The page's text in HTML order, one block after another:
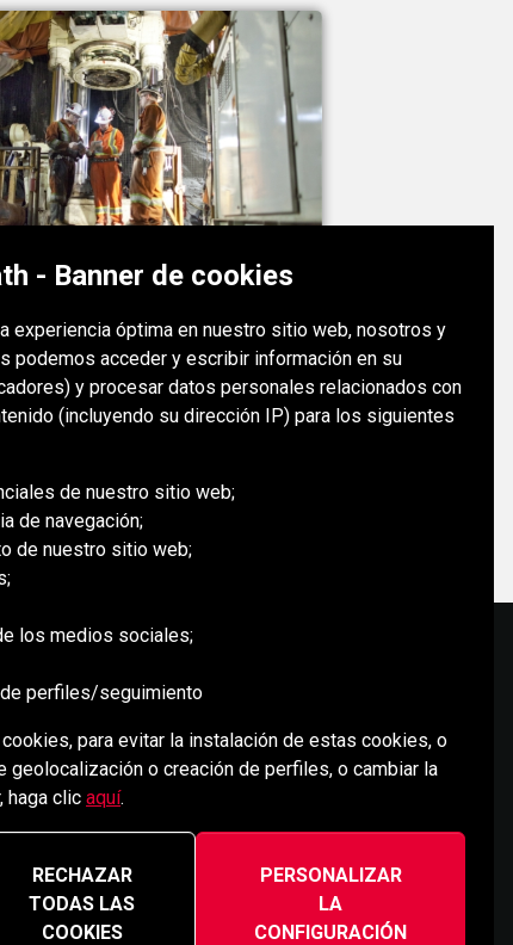
- Banner de cookies
experiencia óptima en nuestro sitio web, nosotros y
podemos acceder y escribir información en su
y procesar datos personales relacionados con
(incluyendo su dirección IP) para los siguientes
de nuestro sitio web;
de navegación;
de nuestro sitio web;
los medios sociales;
perfiles/seguimiento
para evitar la instalación de estas cookies, o
geolocalización o creación de perfiles, o cambiar la
haga clic aquí.
RECHAZAR
TODAS LAS
COOKIES
PERSONALIZAR
LA
CONFIGURACIÓN
MUSSELWHITE MINE
Canadá
MEDIOS SOCIALES